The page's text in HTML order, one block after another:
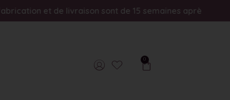
et de livraison sont de 15 semaines après réception du kit
0